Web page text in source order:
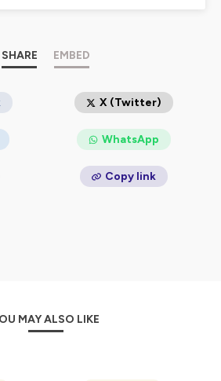
SHARE EMBED
X (Twitter)
WhatsApp
Copy link
MAY ALSO LIKE